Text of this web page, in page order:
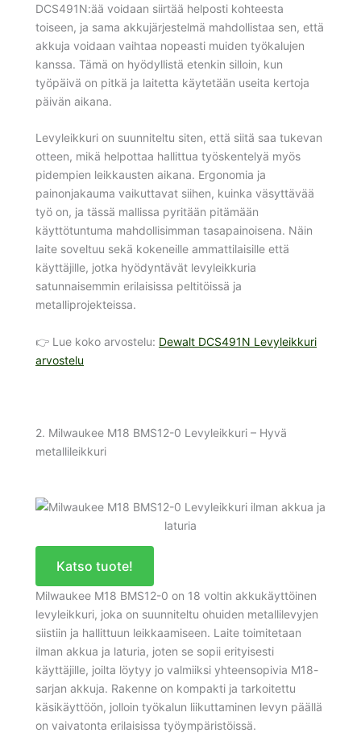
DCS491N:ää voidaan siirtää helposti kohteesta
toiseen, ja sama akkujärjestelmä mahdollistaa sen, että
akkuja voidaan vaihtaa nopeasti muiden työkalujen
kanssa. Tämä on hyödyllistä etenkin silloin, kun
työpäivä on pitkä ja laitetta käytetään useita kertoja
päivän aikana.
Levyleikkuri on suunniteltu siten, että siitä saa tukevan
otteen, mikä helpottaa hallittua työskentelyä myös
pidempien leikkausten aikana. Ergonomia ja
painonjakauma vaikuttavat siihen, kuinka väsyttävää
työ on, ja tässä mallissa pyritään pitämään
käyttötuntuma mahdollisimman tasapainoisena. Näin
laite soveltuu sekä kokeneille ammattilaisille että
käyttäjille, jotka hyödyntävät levyleikkuria
satunnaisemmin erilaisissa peltitöissä ja
metalliprojekteissa.
👉 Lue koko arvostelu: Dewalt DCS491N Levyleikkuri
arvostelu
2. Milwaukee M18 BMS12-0 Levyleikkuri – Hyvä
metallileikkuri
Katso tuote!
Milwaukee M18 BMS12-0 on 18 voltin akkukäyttöinen
levyleikkuri, joka on suunniteltu ohuiden metallilevyjen
siistiin ja hallittuun leikkaamiseen. Laite toimitetaan
ilman akkua ja laturia, joten se sopii erityisesti
käyttäjille, joilta löytyy jo valmiiksi yhteensopivia M18-
sarjan akkuja. Rakenne on kompakti ja tarkoitettu
käsikäyttöön, jolloin työkalun liikuttaminen levyn päällä
on vaivatonta erilaisissa työympäristöissä.